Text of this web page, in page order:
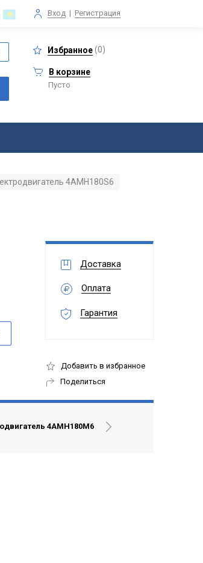
Вход | Регистрация
Избранное(0)
В корзине
Пусто
4АМН180S6
Доставка
Оплата
Гарантия
Добавить в избранное
Поделиться
4АМН180М6